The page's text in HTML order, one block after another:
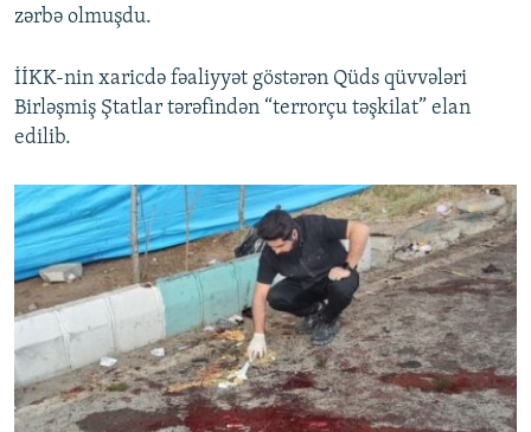
zərbə olmuşdu.
İİKK-nin xaricdə fəaliyyət göstərən Qüds qüvvələri
Birləşmiş Ştatlar tərəfindən “terrorçu təşkilat” elan
edilib.